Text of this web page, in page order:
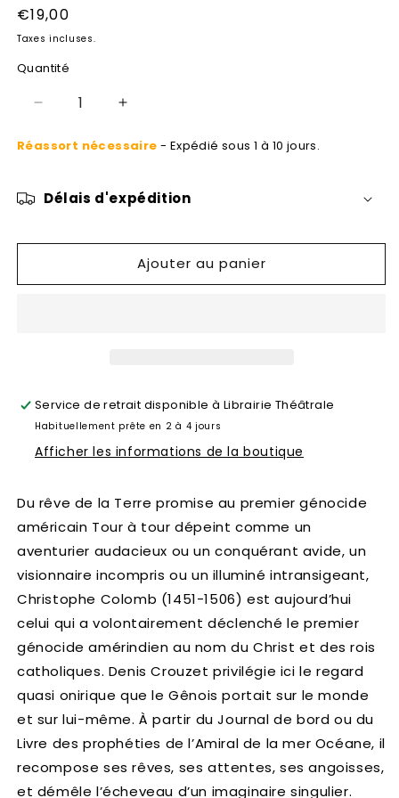
Prix
habituel
€19,00
Taxes incluses.
Quantité
Réduire
quantité
Colomb
Augmenter
quantité
Colomb
Réassort nécessaire - Expédié sous 1 à 10 jours.
Délais d'expédition
Ajouter au panier
Service de retrait disponible à Librairie Théâtrale
Habituellement prête en 2 à 4 jours
Afficher les informations de la boutique
Du rêve de la Terre promise au premier génocide
américain Tour à tour dépeint comme un
aventurier audacieux ou un conquérant avide, un
visionnaire incompris ou un illuminé intransigeant,
Christophe Colomb (1451-1506) est aujourd’hui
celui qui a volontairement déclenché le premier
génocide amérindien au nom du Christ et des rois
catholiques. Denis Crouzet privilégie ici le regard
quasi onirique que le Gênois portait sur le monde
et sur lui-même. À partir du Journal de bord ou du
Livre des prophéties de l’Amiral de la mer Océane, il
recompose ses rêves, ses attentes, ses angoisses,
et démêle l’écheveau d’un imaginaire singulier.